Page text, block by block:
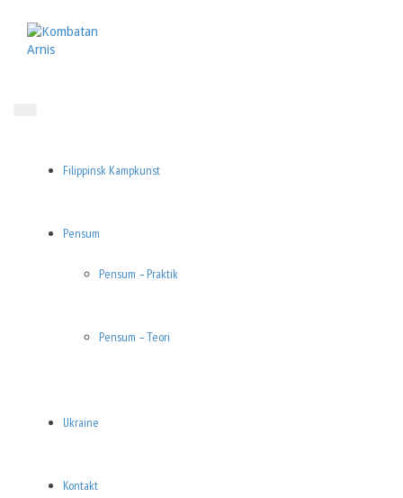
content
Filippinsk Kampkunst
Pensum
Pensum – Praktik
Pensum – Teori
Ukraine
Kontakt